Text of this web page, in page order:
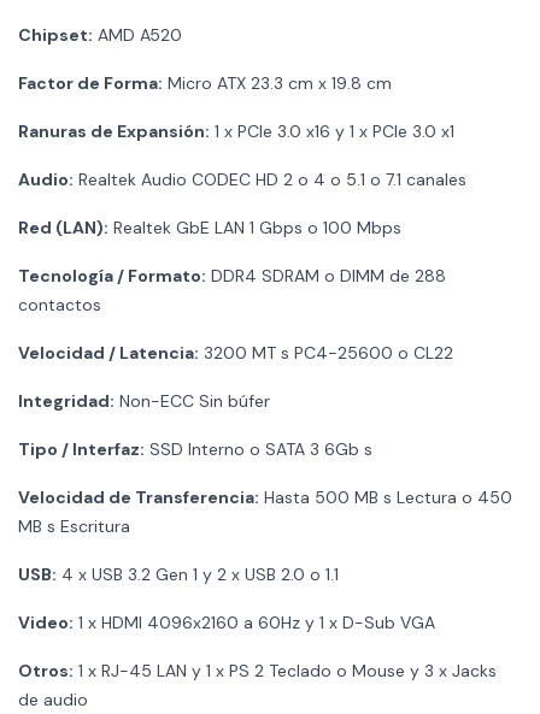
Chipset: AMD A520
Factor de Forma: Micro ATX 23.3 cm x 19.8 cm
Ranuras de Expansión: 1 x PCIe 3.0 x16 y 1 x PCIe 3.0 x1
Audio: Realtek Audio CODEC HD 2 o 4 o 5.1 o 7.1 canales
Red (LAN): Realtek GbE LAN 1 Gbps o 100 Mbps
Tecnología / Formato: DDR4 SDRAM o DIMM de 288
contactos
Velocidad / Latencia: 3200 MT s PC4-25600 o CL22
Integridad: Non-ECC Sin búfer
Tipo / Interfaz: SSD Interno o SATA 3 6Gb s
Velocidad de Transferencia: Hasta 500 MB s Lectura o 450
MB s Escritura
USB: 4 x USB 3.2 Gen 1 y 2 x USB 2.0 o 1.1
Video: 1 x HDMI 4096x2160 a 60Hz y 1 x D-Sub VGA
Otros: 1 x RJ-45 LAN y 1 x PS 2 Teclado o Mouse y 3 x Jacks
de audio